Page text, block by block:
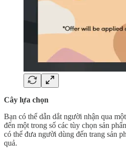
Cây lựa chọn
Bạn có thể dẫn dắt người nhận qua
đến một trong số các tùy chọn sản
có thể đưa người dùng đến trang sản
quả.